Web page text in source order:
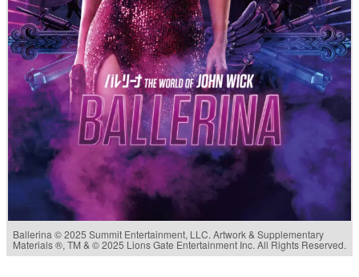
Ballerina © 2025 Summit Entertainment, LLC. Artwork & Supplementary
Materials ®, TM & © 2025 Lions Gate Entertainment Inc. All Rights Reserved.